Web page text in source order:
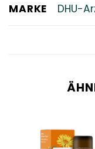
MARKE DHU-